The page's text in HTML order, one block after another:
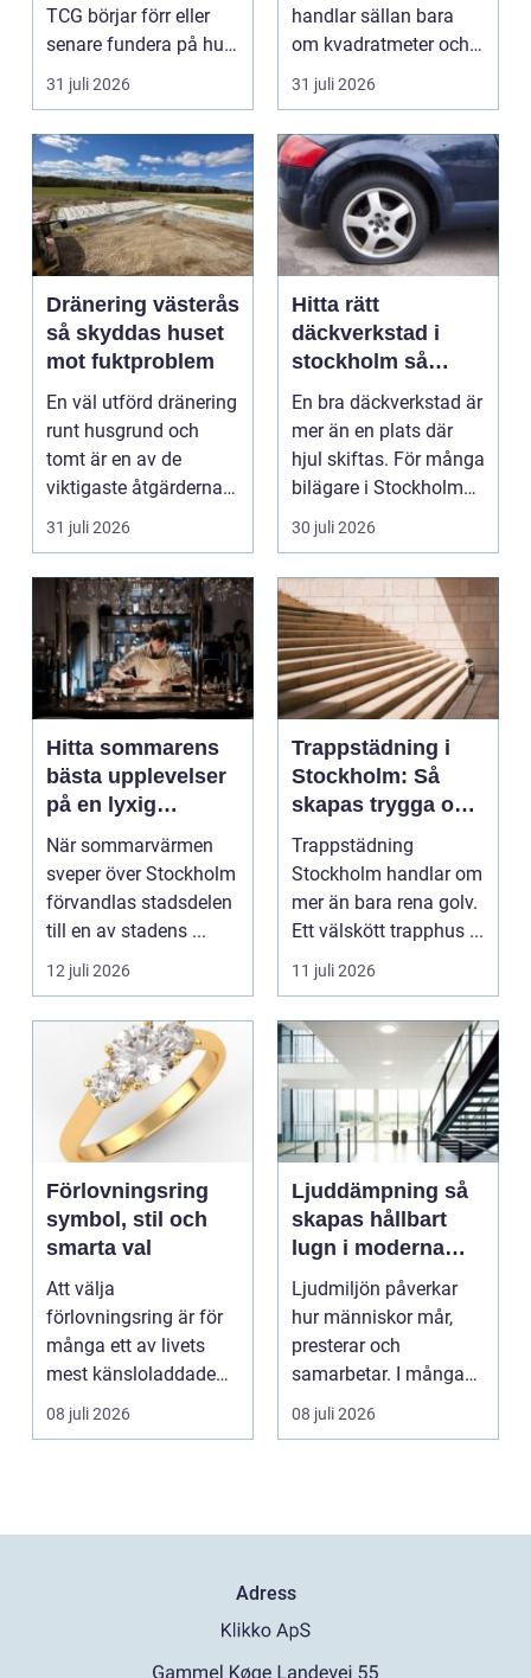
TCG börjar förr eller
senare fundera på hur
de kan köpa kort p...
31 juli 2026
handlar sällan bara
om kvadratmeter och
hyra. För många före...
31 juli 2026
Dränering västerås
så skyddas huset
mot fuktproblem
En väl utförd dränering
runt husgrund och
tomt är en av de
viktigaste åtgärderna
för att undvika fuk...
31 juli 2026
Hitta rätt
däckverkstad i
stockholm så
väljer du tryggt
och smart
En bra däckverkstad är
mer än en plats där
hjul skiftas. För många
bilägare i Stockholm
handlar vale...
30 juli 2026
Hitta sommarens
bästa upplevelser
på en lyxig
uteservering på
Östermalm
När sommarvärmen
sveper över Stockholm
förvandlas stadsdelen
till en av stadens ...
12 juli 2026
Trappstädning i
Stockholm: Så
skapas trygga och
trivsamma
trapphus
Trappstädning
Stockholm handlar om
mer än bara rena golv.
Ett välskött trapphus ...
11 juli 2026
Förlovningsring
symbol, stil och
smarta val
Att välja
förlovningsring är för
många ett av livets
mest känsloladdade
beslut. Ringen ska
spegla kä...
08 juli 2026
Ljuddämpning så
skapas hållbart
lugn i moderna
lokaler
Ljudmiljön påverkar
hur människor mår,
presterar och
samarbetar. I många
kontor, skolor och
offentli...
08 juli 2026
Adress